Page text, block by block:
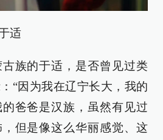
适
族的于适，是否曾见过类
“因为我在辽宁长大，我的
爸爸是汉族，虽然有见过
但是像这么华丽感觉、这